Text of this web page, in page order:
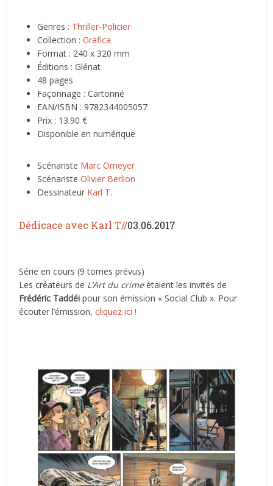
Genres : Thriller-Policier
Collection :Grafica
Format : 240 x 320 mm
Éditions : Glénat
48 pages
Façonnage : Cartonné
EAN/ISBN : 9782344005057
Prix : 13.90 €
Disponible en numérique
Scénariste Marc Omeyer
Scénariste Olivier Berlion
Dessinateur Karl T.
Dédicace avec Karl T//03.06.2017
Série en cours (9 tomes prévus)
Les créateurs de L’Art du crimeétaient les invités de
Frédéric Taddéi pour son émission « Social Club ». Pour
écouter l’émission,cliquez ici !